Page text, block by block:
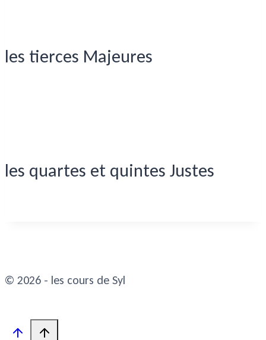
les tierces Majeures
les quartes et quintes Justes
© 2026 - les cours de Syl